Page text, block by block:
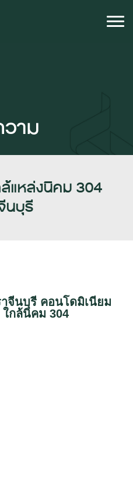
าม
แหล่งนิคม 304
นบุรี
จีนบุรี คอนโดมิเนียม
ใกล้นิคม 304